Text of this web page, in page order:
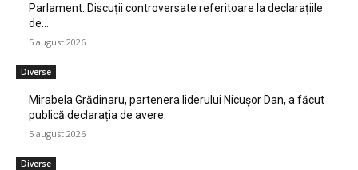
Parlament. Discuții controversate referitoare la declarațiile
de…
5 august 2026
Diverse
Mirabela Grădinaru, partenera liderului Nicușor Dan, a făcut
publică declarația de avere.
5 august 2026
Diverse